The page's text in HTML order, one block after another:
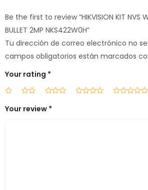
Be the first to review “HIKVISION KIT NVS
BULLET 2MP NKS422W0H”
Tu dirección de correo electrónico no
campos obligatorios están marcados
Your rating *
Your review *